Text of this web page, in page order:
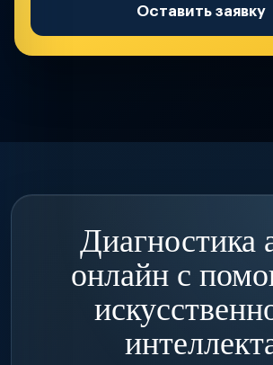
Оставить заявку
Диагностика
онлайн с